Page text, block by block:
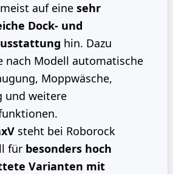
auf eine sehr
Dock- und
hin. Dazu
nach Modell automatische
Moppwäsche,
und weitere
steht bei Roborock
für besonders hoch
Varianten mit